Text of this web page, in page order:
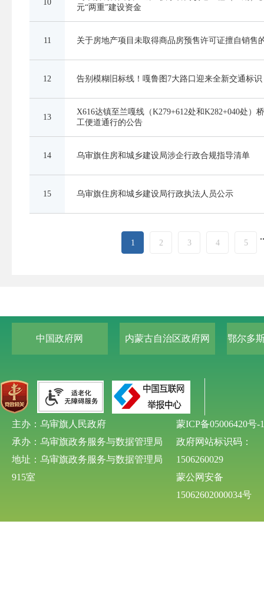
10
元“两重”建设资金
11 关于房地产项目未取得商品房预售许可证擅自销售
12 告别模糊旧标线！嘎鲁图7大路口迎来全新交通标识
13
X616达镇至兰嘎线（K279+612处和K282+040处）
工便道通行的公告
14 乌审旗住房和城乡建设局涉企行政合规指导清单
15 乌审旗住房和城乡建设局行政执法人员公示
1 2 3 4 5
中国政府网 内蒙古自治区政府网 鄂尔多
主办：乌审旗人民政府
承办：乌审旗政务服务与数据管理局
地址：乌审旗政务服务与数据管理局
915室
蒙ICP备05006420号-1
政府网站标识码：
1506260029
蒙公网安备
15062602000034号